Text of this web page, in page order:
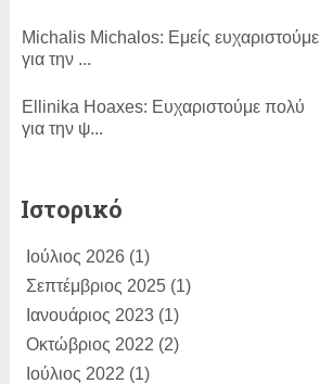
Michalis Michalos: Εμείς ευχαριστούμε
για την ...
Εllinika Ηoaxes: Ευχαριστούμε πολύ
για την ψ...
ΑΚΗΣ ΧΟΥΖΟΥΡΗΣ:
για συζήτησ...
Dimitris Bertzeletos:
Παραλιώτη, σε διαβ�...
Ιστορικό
Ιούλιος 2026(1)
Σεπτέμβριος 2025(1)
Ιανουάριος 2023(1)
Οκτώβριος 2022 (2)
Ιούλιος 2022 (1)